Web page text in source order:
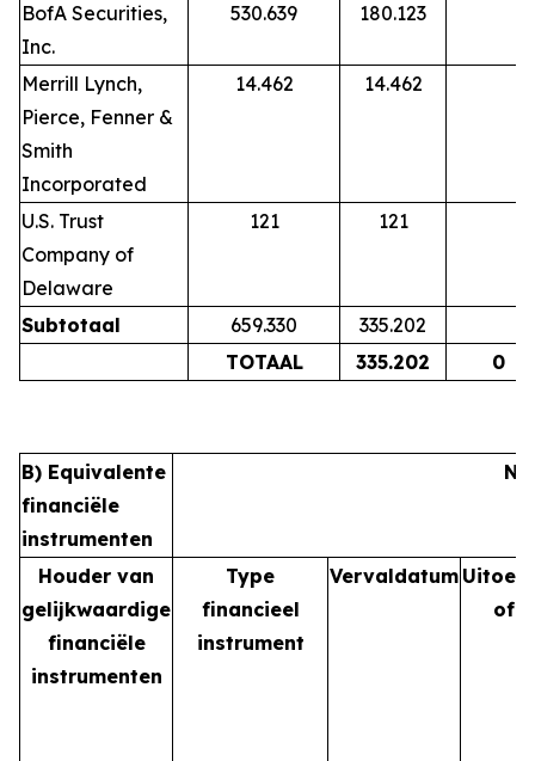
BofA Securities,
Inc.
530.639 180.123
Merrill Lynch,
Pierce, Fenner &
Smith
Incorporated
14.462 14.462
U.S. Trust
Company of
Delaware
121 121
Subtotaal 659.330
335.202
TOTAAL
335.202 0
B) Equivalente
financiële
instrumenten
Houder van
gelijkwaardige
financiële
instrumenten
Type
financieel
instrument
Vervaldatum
of -